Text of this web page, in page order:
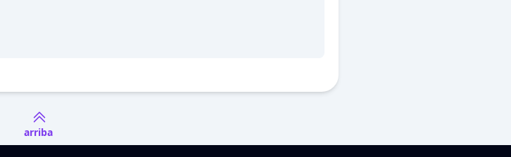
arriba